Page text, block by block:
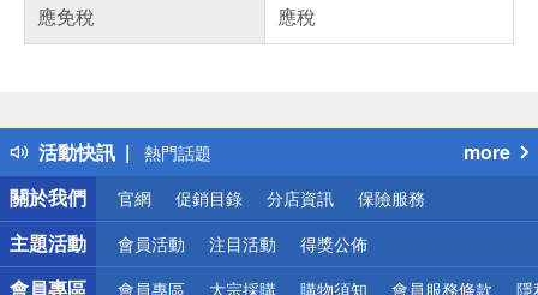
應免稅
應稅
活動快訊
得獎公告
熱門話題
銀行優惠
偏遠地區配送
詐騙網頁！請小心！
more
關於我們
官網 促銷目錄 分店資訊 保險服務
主題活動 會員活動 注目活動 得獎公佈
會員專區 會員專區 大宗採購 購物須知 會員服務條款 隱